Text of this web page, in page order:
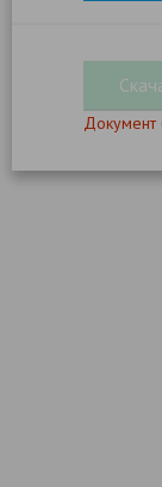
Документ